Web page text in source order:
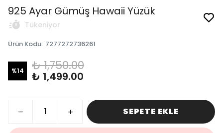
925 Ayar Gümüş Hawaii Yüzük
Tükeniyor
Ürün Kodu: 7277272736261
%14 ₺ 1,750.00
₺ 1,499.00
SEPETE EKLE